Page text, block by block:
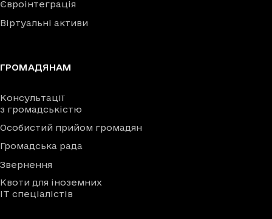
Євроінтеграція
Віртуальні активи
ГРОМАДЯНАМ
Консультації
з громадськістю
Особистий прийом громадян
Громадська рада
Звернення
Квоти для іноземних
IT спеціалістів